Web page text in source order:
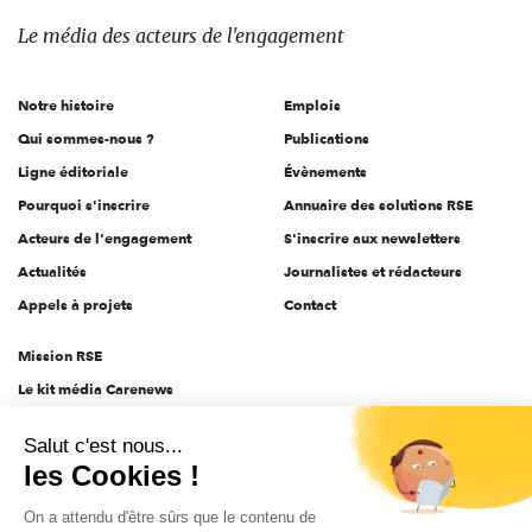
des
l'engagement
Le média des acteurs de l'engagement
Notre histoire
Qui sommes-nous ?
Ligne éditoriale
Pourquoi s'inscrire
Acteurs de l'engagement
Actualités
Appels à projets
Emplois
Publications
Évènements
Annuaire des solutions RSE
S'inscrire aux newsletters
Journalistes et rédacteurs
Contact
Mission RSE
Le kit média Carenews
AEF info
Novethic
PRODURABLE
Salut c'est nous...
les Cookies !
On a attendu d'être sûrs que le contenu de